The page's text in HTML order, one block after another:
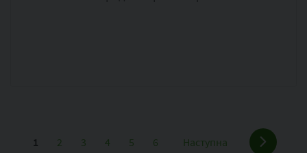
1 2 3 4 5 6 Наступна